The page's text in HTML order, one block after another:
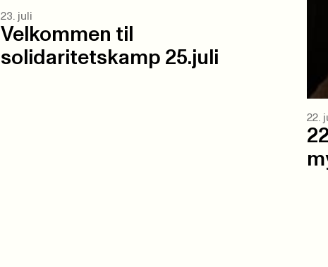
23. juli
Velkommen til
solidaritetskamp 25.juli
22.